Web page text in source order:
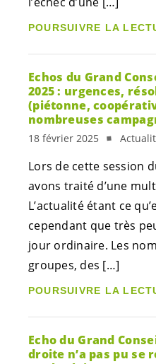
POURSUIVRE LA
Echos du Grand
2025 : urgences,
(piétonne,
nombreuses
18 février 2025
Lors de cette session
avons traité d’une
L’actualité étant ce
cependant que très
jour ordinaire. Les
groupes, des […]
POURSUIVRE LA
Echo du Grand
droite n’a pas pu se